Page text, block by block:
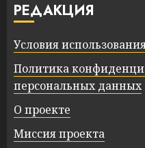
РЕДАКЦИЯ
Условия
Политика
персональных данных
О проекте
Миссия проекта